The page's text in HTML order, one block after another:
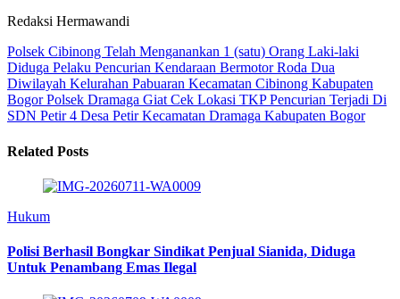
Redaksi Hermawandi
Polsek Cibinong Telah Menganankan 1 (satu) Orang Laki-laki
Diduga Pelaku Pencurian Kendaraan Bermotor Roda Dua
Diwilayah Kelurahan Pabuaran Kecamatan Cibinong Kabupaten
BogorPolsek Dramaga Giat Cek Lokasi TKP Pencurian Terjadi Di
SDN Petir 4 Desa Petir Kecamatan Dramaga Kabupaten Bogor
Related Posts
Hukum
Polisi Berhasil Bongkar Sindikat Penjual Sianida, Diduga
Untuk Penambang Emas Ilegal